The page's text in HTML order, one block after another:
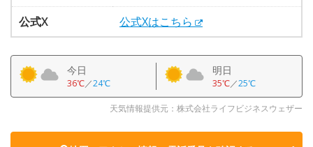
公式X
公式Xはこちら
今日
36℃／24℃
明日
35℃／25℃
天気情報提供元：株式会社ライフビジネスウェザー